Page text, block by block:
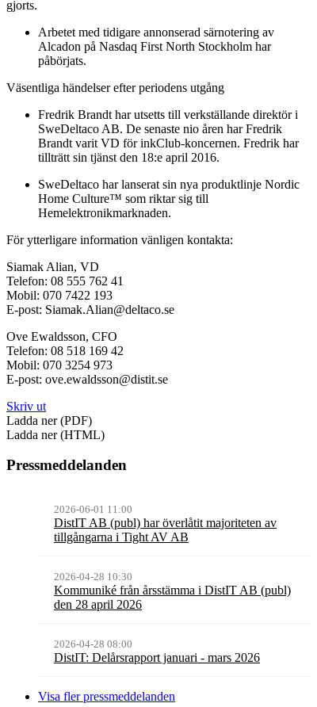
gjorts.
Arbetet med tidigare annonserad särnotering av
Alcadon på Nasdaq First North Stockholm har
påbörjats.
Väsentliga händelser efter periodens utgång
Fredrik Brandt har utsetts till verkställande direktör i
SweDeltaco AB. De senaste nio åren har Fredrik
Brandt varit VD för inkClub-koncernen. Fredrik har
tillträtt sin tjänst den 18:e april 2016.
SweDeltaco har lanserat sin nya produktlinje Nordic
Home Culture™ som riktar sig till
Hemelektronikmarknaden.
För ytterligare information vänligen kontakta:
Siamak Alian, VD
Telefon: 08 555 762 41
Mobil: 070 7422 193
E-post: Siamak.Alian@deltaco.se
Ove Ewaldsson, CFO
Telefon: 08 518 169 42
Mobil: 070 3254 973
E-post: ove.ewaldsson@distit.se
Skriv ut
Ladda ner (PDF)
Ladda ner (HTML)
Pressmeddelanden
2026-06-01 11:00
DistIT AB (publ) har överlåtit majoriteten av
tillgångarna i Tight AV AB
2026-04-28 10:30
Kommuniké från årsstämma i DistIT AB (publ)
den 28 april 2026
2026-04-28 08:00
DistIT: Delårsrapport januari - mars 2026
Visa fler pressmeddelanden